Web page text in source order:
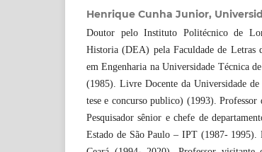
Henrique Cunha Junior,
Doutor pelo Instituto Politécnico de
Historia (DEA) pela Faculdade de Letras
em Engenharia na Universidade Técnica
(1985). Livre Docente da Universidade
tese e concurso publico) (1993).
Pesquisador sênior e chefe de
Estado de São Paulo – IPT (1987-